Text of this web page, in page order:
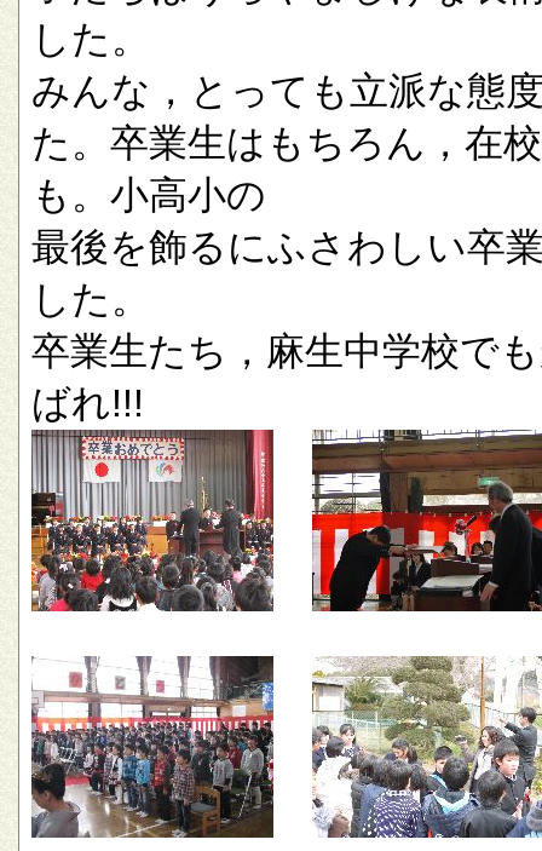
した。
みんな，とっても立派な態
た。卒業生はもちろん，在
も。小高小の
最後を飾るにふさわしい卒
した。
卒業生たち，麻生中学校で
ばれ!!!